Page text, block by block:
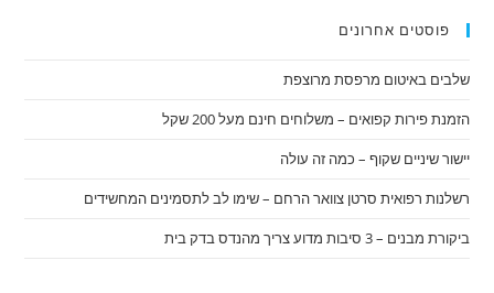
פוסטים אחרונים
שלבים באיטום מרפסת מרוצפת
הזמנת פירות קפואים – משלוחים חינם מעל 200 שקל
יישור שיניים שקוף – כמה זה עולה
רשלנות רפואית סרטן צוואר הרחם – שימו לב לתסמינים המחשידים
ביקורת מבנים – 3 סיבות מדוע צריך מהנדס בדק בית